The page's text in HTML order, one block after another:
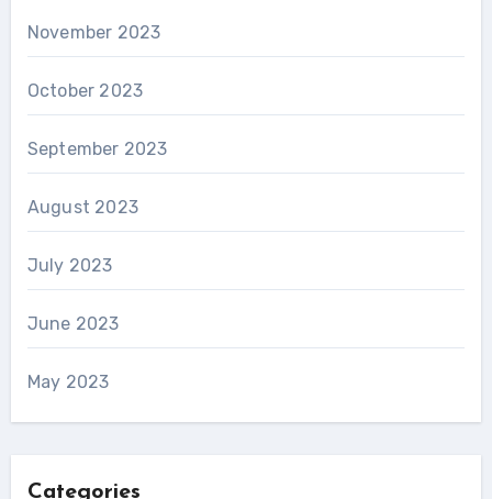
November 2023
October 2023
September 2023
August 2023
July 2023
June 2023
May 2023
Categories